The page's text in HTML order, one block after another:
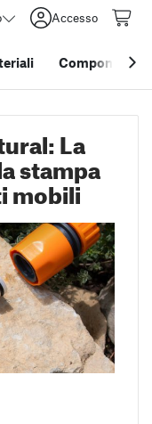
Accesso
Componenti e
La
stampa
mobili